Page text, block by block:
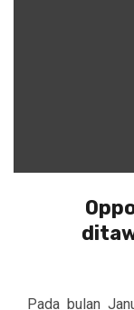
Pada bulan